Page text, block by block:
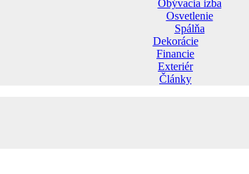
Obývacia izba
Osvetlenie
Spálňa
Dekorácie
Financie
Exteriér
Články